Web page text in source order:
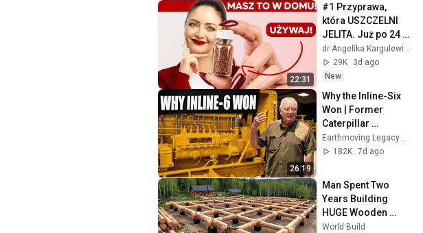
22:31
#1 Przyprawa,
która USZCZELNI
JELITA. Już po 24
godzinach!
29K
3d ago
New
26:19
Why the Inline-Six
Won | Former
Caterpillar
Engineer Jim Coles
182K 7d ago
Man Spent Two
Years Building
HUGE Wooden
House for his
World Build